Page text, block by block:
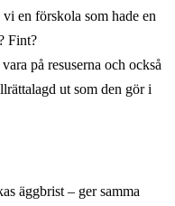
en förskola som hade en
Fint?
på resuserna och också
ut som den gör i
äggbrist – ger samma